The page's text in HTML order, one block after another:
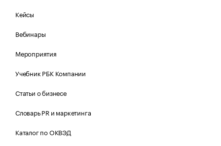
Кейсы
Вебинары
Мероприятия
Учебник РБК Компании
Статьи о бизнесе
Словарь PR и маркетинга
Каталог по ОКВЭД